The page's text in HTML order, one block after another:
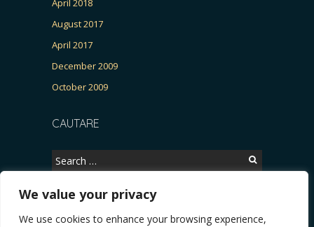
We value your privacy
We use cookies to enhance your browsing experience,
April 2018
August 2017
April 2017
December 2009
October 2009
CAUTARE
Search
for: